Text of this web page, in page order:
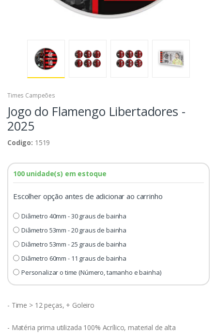
Times Campeões
Jogo do Flamengo Libertadores -
2025
Codigo: 1519
100 unidade(s) em estoque
Escolher opção antes de adicionar ao carrinho
Diâmetro 40mm - 30 graus de bainha
Diâmetro 53mm - 20 graus de bainha
Diâmetro 53mm - 25 graus de bainha
Diâmetro 60mm - 11 graus de bainha
Personalizar o time (Número, tamanho e bainha)
- Time > 12 peças, + Goleiro
- Matéria prima utilizada 100% Acrílico, material de alta